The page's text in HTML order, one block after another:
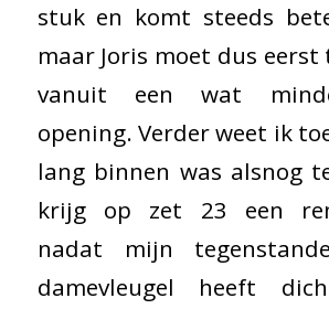
stuk en komt steeds
maar Joris moet dus eerst
vanuit een wat
opening. Verder weet ik
lang binnen was alsnog
krijg op zet 23 een
nadat mijn
damevleugel heeft